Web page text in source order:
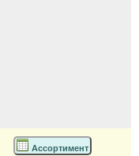
Ассортимент